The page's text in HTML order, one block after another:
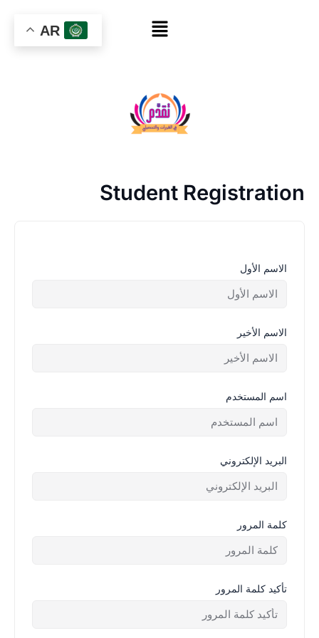
القائمة
Student Registration
الاسم الأول
الاسم الأخير
اسم المستخدم
البريد الإلكتروني
كلمة المرور
تأكيد كلمة المرور
AR